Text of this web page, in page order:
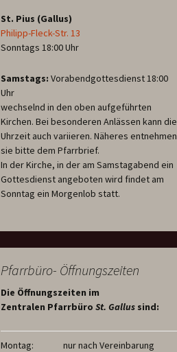
St. Pius (Gallus)
Philipp-Fleck-Str. 13
Sonntags 18:00 Uhr
Samstags: Vorabendgottesdienst 18:00
Uhr
wechselnd in den oben aufgeführten
Kirchen. Bei besonderen Anlässen kann die
Uhrzeit auch variieren. Näheres entnehmen
sie bitte dem Pfarrbrief.
In der Kirche, in der am Samstagabend ein
Gottesdienst angeboten wird findet am
Sonntag ein Morgenlob statt.
Pfarrbüro- Öffnungszeiten
Die Öffnungszeiten im
Zentralen Pfarrbüro St. Gallus sind:
Montag: nur nach Vereinbarung